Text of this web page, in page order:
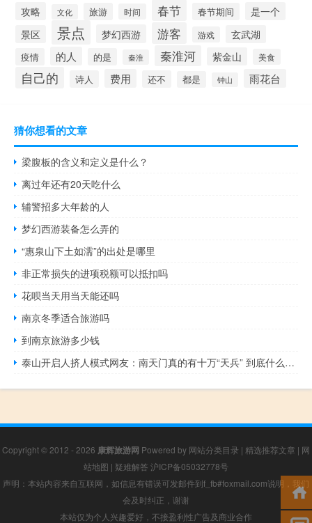
攻略 文化 旅游 时间 春节 春节期间
是一个
景区
景点 梦幻西游 游客 游戏 玄武湖
疫情 的人 的是 秦淮 秦淮河 紫金山 美食
自己的 诗人 费用 还不 都是 钟山 雨花台
猜你想看的文章
梁腹板的含义和定义是什么？
离过年还有20天吃什么
辅警招多大年龄的人
梦幻西游装备怎么弄的
“惠泉山下土如濡”的出处是哪里
非正常损失的进项税额可以抵扣吗
花呗当天用当天能还吗
南京冬季适合旅游吗
到南京旅游多少钱
泰山开启人挤人模式网友：南天门真的有十万“天兵” 到底什么情况呢
Copyright © 2012 - 2026 康辉旅游网 Powered by 网站分类目录 | 精选推荐文章 | 网
站地图 | 疑难解答 沪ICP备05032778号
声明：本站内容来自互联网，如信息有错误可发邮件到f_fb#foxmail.com说明，我们
会及时纠正，谢谢
本站仅为个人兴趣爱好，不接盈利性广告及商业合作